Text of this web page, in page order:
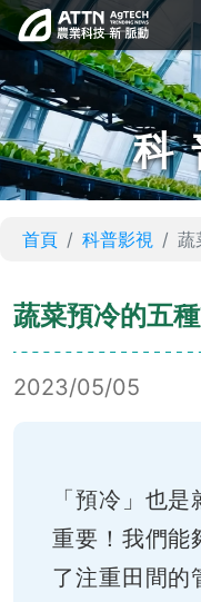
首頁 科普影視 蔬
蔬菜預冷的五
2023/05/05
「預冷」也
重要！我們能
了注重田間的